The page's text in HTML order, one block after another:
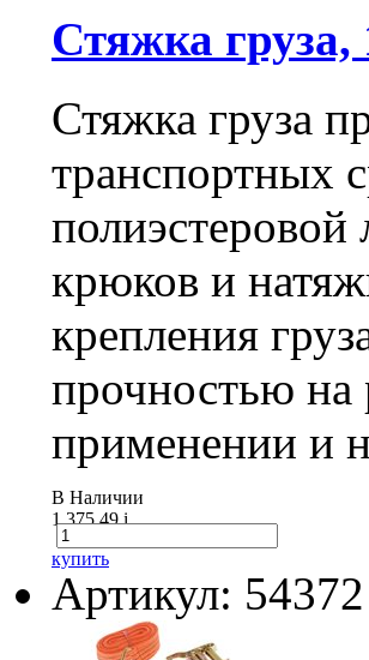
Стяжка
Стяжка груза
транспортных
крюков и
крепления
прочностью
применении и
В Наличии
1 375.49i
купить
Артикул: 54372